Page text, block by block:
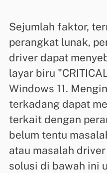
Sejumlah faktor,
perangkat lunak,
driver dapat
layar biru
Windows 11.
terkadang dapat
terkait dengan
belum tentu
atau masalah
solusi di bawah ini